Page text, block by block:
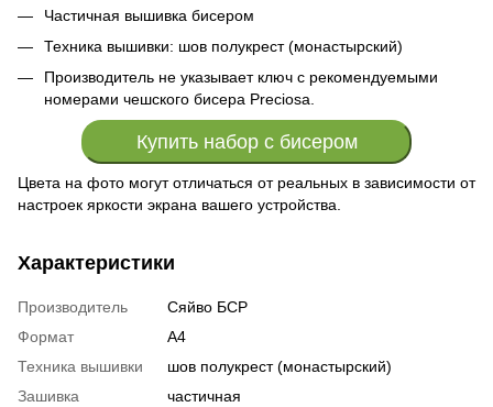
Частичная вышивка бисером
Техника вышивки: шов полукрест (монастырский)
Производитель не указывает ключ с рекомендуемыми
номерами чешского бисера Preciosa.
Купить набор с бисером
Цвета на фото могут отличаться от реальных в зависимости от
настроек яркости экрана вашего устройства.
Характеристики
Производитель
Сяйво БСР
Формат
А4
Техника вышивки
шов полукрест (монастырский)
Зашивка
частичная